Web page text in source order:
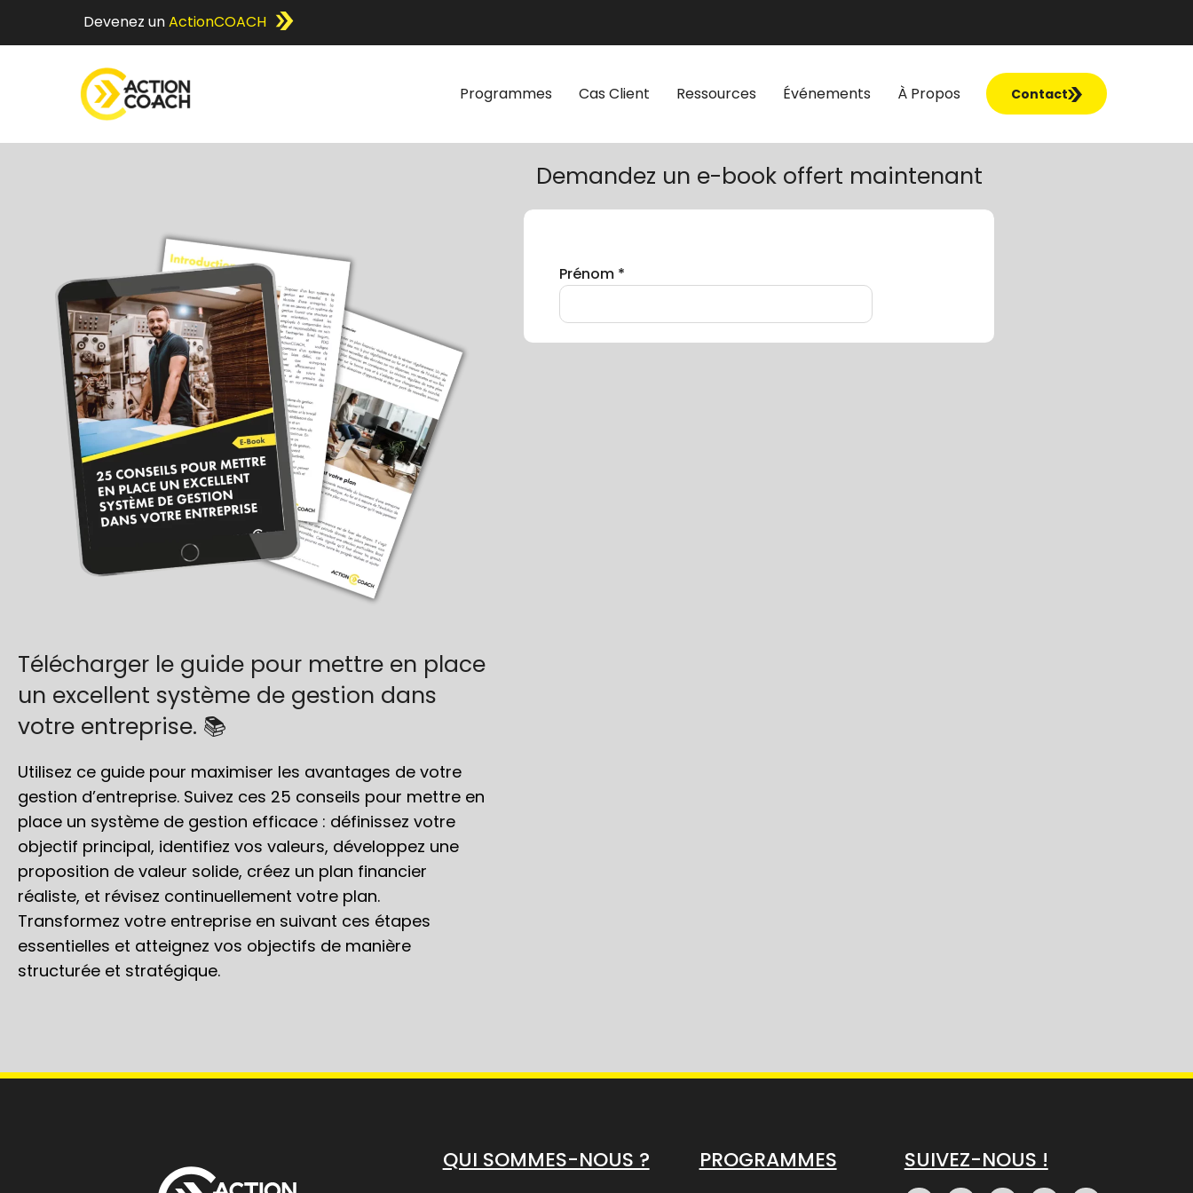
Devenez unActionCOACH
Programmes Cas Client Ressources Événements À Propos Contact
Télécharger le guide pour mettre en place
un excellent système de gestion dans
votre entreprise. 📚
Utilisez ce guide pour maximiser les avantages de votre
gestion d’entreprise. Suivez ces 25 conseils pour mettre en
place un système de gestion efficace : définissez votre
objectif principal, identifiez vos valeurs, développez une
proposition de valeur solide, créez un plan financier
réaliste, et révisez continuellement votre plan.
Transformez votre entreprise en suivant ces étapes
essentielles et atteignez vos objectifs de manière
structurée et stratégique.
Demandez un e-book offert maintenant
QUI SOMMES-NOUS ? PROGRAMMES SUIVEZ-NOUS !